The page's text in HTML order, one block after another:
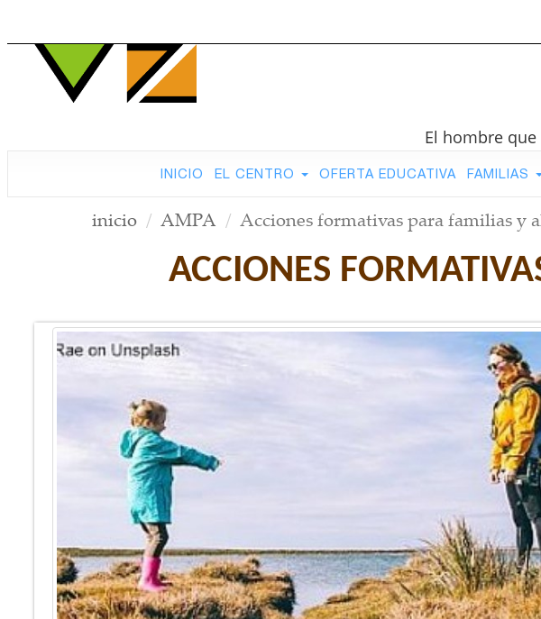
El hombre
INICIO EL CENTRO OFERTA EDUCATIVA FAMILIAS
inicio AMPA Acciones formativas para familias y
ACCIONES